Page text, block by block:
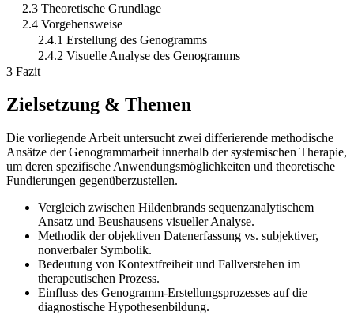
2.3 Theoretische Grundlage
2.4 Vorgehensweise
2.4.1 Erstellung des Genogramms
2.4.2 Visuelle Analyse des Genogramms
3 Fazit
Zielsetzung & Themen
Die vorliegende Arbeit untersucht zwei differierende methodische
Ansätze der Genogrammarbeit innerhalb der systemischen Therapie,
um deren spezifische Anwendungsmöglichkeiten und theoretische
Fundierungen gegenüberzustellen.
Vergleich zwischen Hildenbrands sequenzanalytischem
Ansatz und Beushausens visueller Analyse.
Methodik der objektiven Datenerfassung vs. subjektiver,
nonverbaler Symbolik.
Bedeutung von Kontextfreiheit und Fallverstehen im
therapeutischen Prozess.
Einfluss des Genogramm-Erstellungsprozesses auf die
diagnostische Hypothesenbildung.